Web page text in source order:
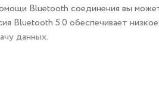
Bluetooth соединения вы
Bluetooth 5.0 обеспечивает
данных.